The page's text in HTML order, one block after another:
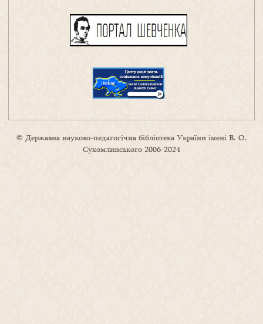
© Державна науково-педагогічна бібліотека України імені В. О.
Сухомлинського 2006-2024